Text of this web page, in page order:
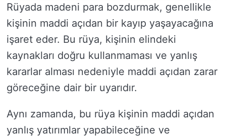
Rüyada madeni para bozdurmak, genellikle
kişinin maddi açıdan bir kayıp yaşayacağına
işaret eder. Bu rüya, kişinin elindeki
kaynakları doğru kullanmaması ve yanlış
kararlar alması nedeniyle maddi açıdan zarar
göreceğine dair bir uyarıdır.
Aynı zamanda, bu rüya kişinin maddi açıdan
yanlış yatırımlar yapabileceğine ve